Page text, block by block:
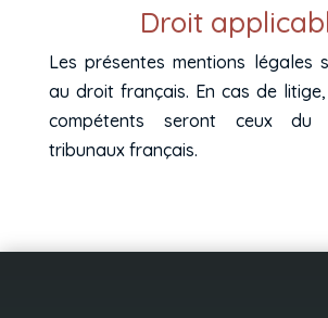
Droit
Les présentes mentions légales
au droit français. En cas de
compétents seront ceux du
tribunaux français.